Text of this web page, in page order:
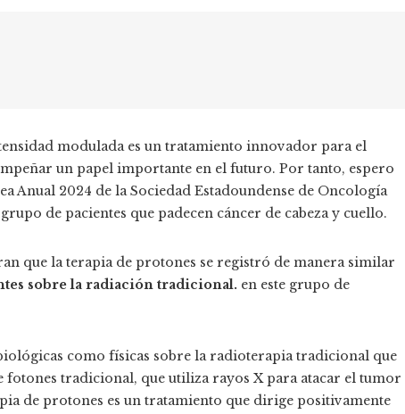
modulada es un tratamiento innovador para el
un papel importante en el futuro. Por tanto, espero
Anual 2024 de la Sociedad Estadoundense de Oncología
de pacientes que padecen cáncer de cabeza y cuello.
que la terapia de protones se registró de manera similar
sobre la radiación tradicional. en este grupo de
como físicas sobre la radioterapia tradicional que
tradicional, que utiliza rayos X para atacar el tumor
de protones es un tratamiento que dirige positivamente